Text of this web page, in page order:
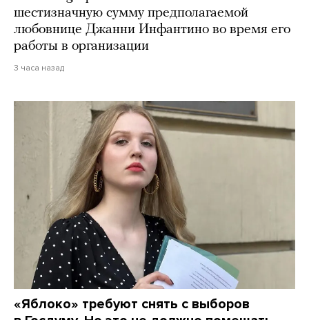
шестизначную сумму предполагаемой
любовнице Джанни Инфантино во время его
работы в организации
3 часа назад
«Яблоко» требуют снять с выборов